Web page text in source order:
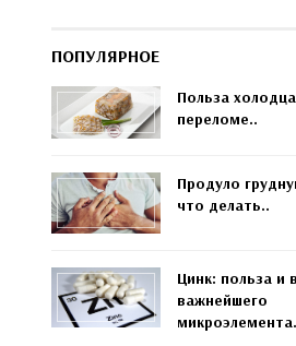
ПОПУЛЯРНОЕ
Польза
переломе..
Продуло
что делать..
Цинк: польза и
важнейшего